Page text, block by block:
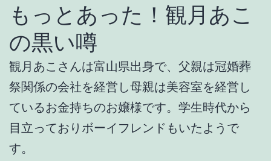
もっとあった！観月あこ
の黒い噂
観月あこさんは富山県出身で、父親は冠婚葬
祭関係の会社を経営し母親は美容室を経営し
ているお金持ちのお嬢様です。学生時代から
目立っておりボーイフレンドもいたようで
す。